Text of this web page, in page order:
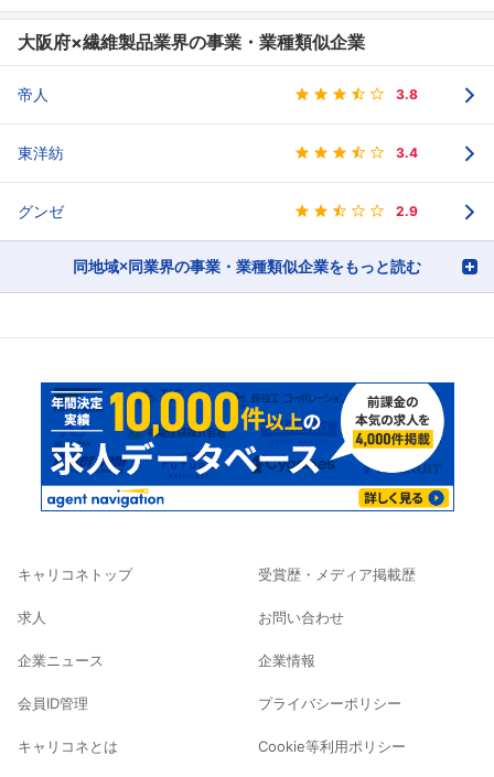
大阪府×繊維製品業界の事業・業種類似企業
帝人 3.8
東洋紡 3.4
グンゼ 2.9
同地域×同業界の事業・業種類似企業をもっと読む
キャリコネトップ
求人
企業ニュース
会員ID管理
キャリコネとは
受賞歴・メディア掲載歴
お問い合わせ
企業情報
プライバシーポリシー
Cookie等利用ポリシー